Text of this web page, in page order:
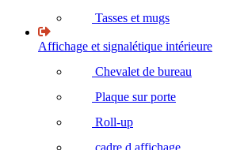
Tasses et mugs
Affichage et signalétique intérieure
Chevalet de bureau
Plaque sur porte
Roll-up
cadre d affichage